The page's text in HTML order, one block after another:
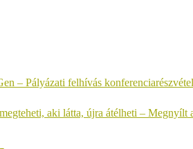
– Pályázati felhívás
aki látta, újra átélheti –